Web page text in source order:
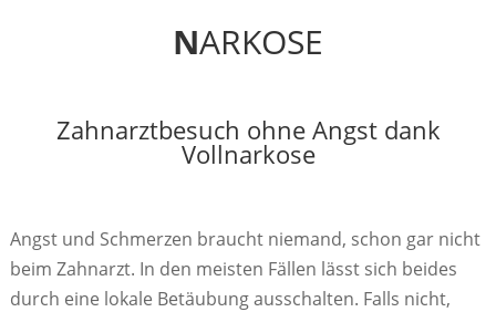
NARKOSE
Zahnarztbesuch ohne Angst dank
Vollnarkose
Angst und Schmerzen braucht niemand, schon gar nicht
beim Zahnarzt. In den meisten Fällen lässt sich beides
durch eine lokale Betäubung ausschalten. Falls nicht,